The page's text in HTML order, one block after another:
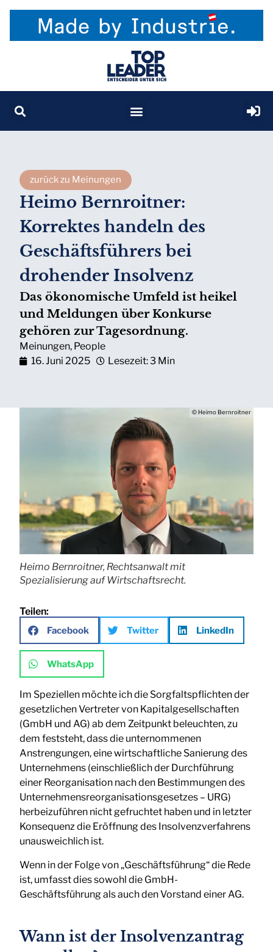
zurück zu Meinungen
Heimo Bernroitner:
Korrektes handeln des
Geschäftsführers bei
drohender Insolvenz
Das ökonomische Umfeld ist heikel
und Meldungen über Konkurse
gehören zur Tagesordnung.
Meinungen, People
16. Juni 2025
Lesezeit: 3 Min
© Heimo Bernroitner
Heimo Bernroitner, Rechtsanwalt mit
Spezialisierung auf Wirtschaftsrecht.
Teilen:
Facebook Twitter LinkedIn
WhatsApp
Im Speziellen möchte ich die Sorgfaltspflichten der
gesetzlichen Vertreter von Kapitalgesellschaften
(GmbH und AG) ab dem Zeitpunkt beleuchten, zu
dem feststeht, dass die unternommenen
Anstrengungen, eine wirtschaftliche Sanierung des
Unternehmens (einschließlich der Durchführung
einer Reorganisation nach den Bestimmungen des
Unternehmensreorganisationsgesetzes – URG)
herbeizuführen nicht gefruchtet haben und in letzter
Konsequenz die Eröffnung des Insolvenzverfahrens
unausweichlich ist.
Wenn in der Folge von „Geschäftsführung“ die Rede
ist, umfasst dies sowohl die GmbH-
Geschäftsführung als auch den Vorstand einer AG.
Wann ist der Insolvenzantrag